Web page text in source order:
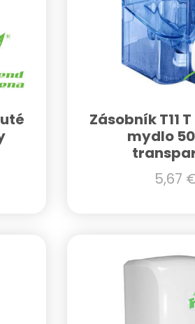
Zásobník T11
mydlo
5,67